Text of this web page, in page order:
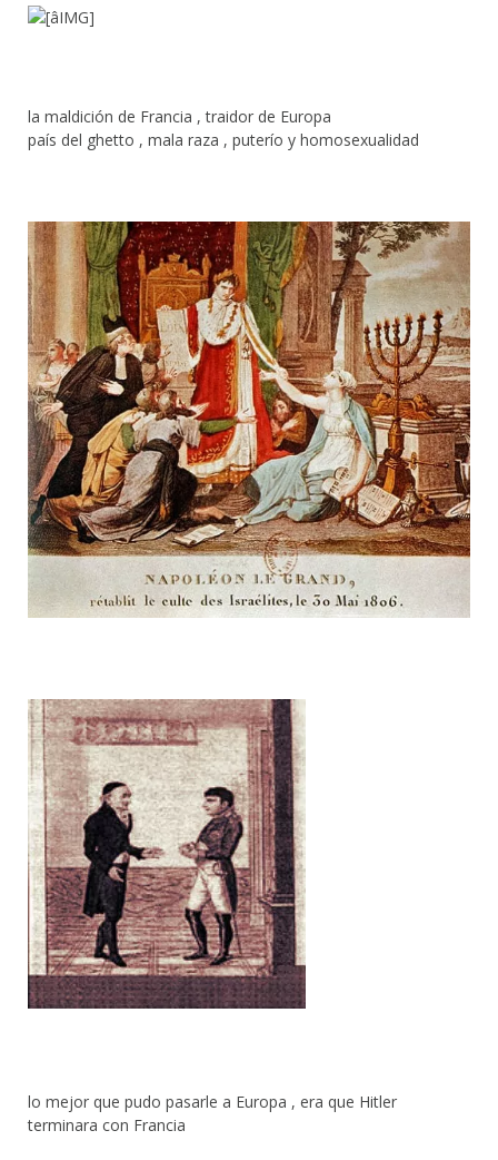
la maldición de Francia , traidor de Europa
país del ghetto , mala raza , puterío y homosexualidad
lo mejor que pudo pasarle a Europa , era que Hitler
terminara con Francia